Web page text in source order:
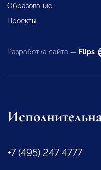
Образование
Проекты
Разработка сайта — Flips
+7 (495) 247 4777